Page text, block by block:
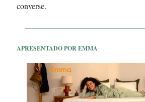
converse.
APRESENTADO POR EMMA